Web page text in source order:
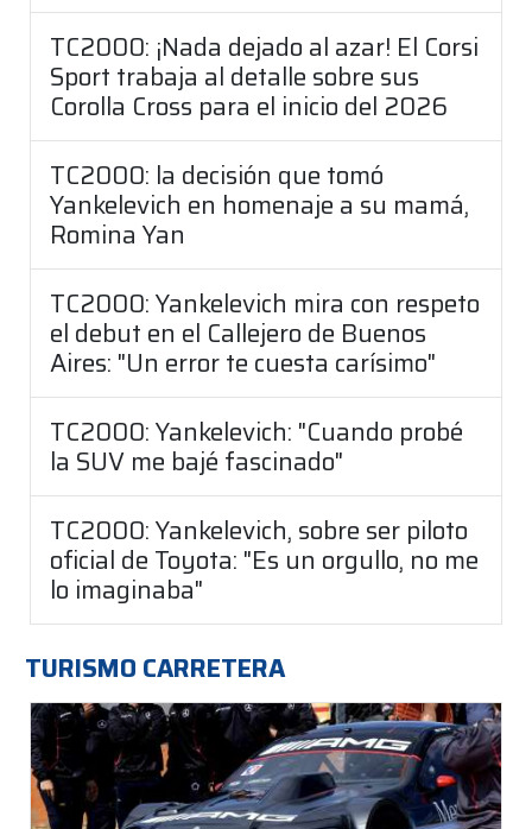
TC2000: ¡Nada dejado al azar! El Corsi
Sport trabaja al detalle sobre sus
Corolla Cross para el inicio del 2026
TC2000: la decisión que tomó
Yankelevich en homenaje a su mamá,
Romina Yan
TC2000: Yankelevich mira con respeto
el debut en el Callejero de Buenos
Aires: "Un error te cuesta carísimo"
TC2000: Yankelevich: "Cuando probé
la SUV me bajé fascinado"
TC2000: Yankelevich, sobre ser piloto
oficial de Toyota: "Es un orgullo, no me
lo imaginaba"
TURISMO CARRETERA